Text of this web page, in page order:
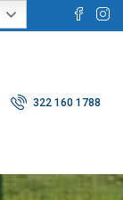
322 160 1788